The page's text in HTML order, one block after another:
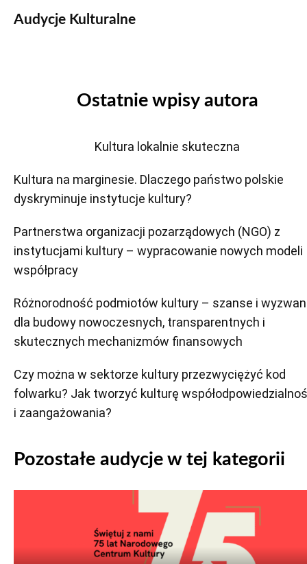
Audycje Kulturalne
Ostatnie wpisy autora
Kultura lokalnie skuteczna
Kultura na marginesie. Dlaczego państwo polskie
dyskryminuje instytucje kultury?
Partnerstwa organizacji pozarządowych (NGO) z
instytucjami kultury – wypracowanie nowych modeli
współpracy
Różnorodność podmiotów kultury – szanse i
dla budowy nowoczesnych, transparentnych i
skutecznych mechanizmów finansowych
Czy można w sektorze kultury przezwyciężyć kod
folwarku? Jak tworzyć kulturę
i zaangażowania?
Pozostałe audycje w tej kategorii